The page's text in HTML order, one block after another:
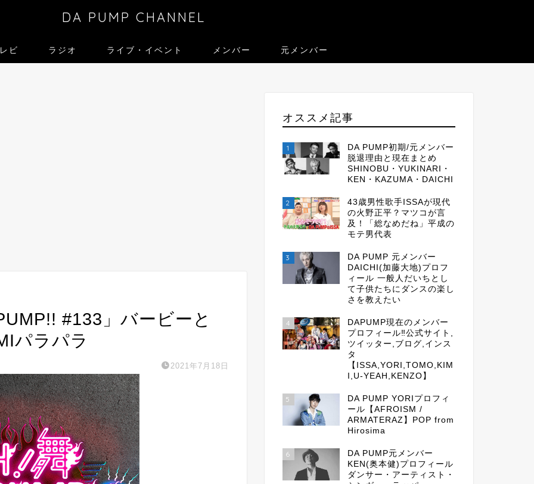
DA PUMP CHANNEL
ビ ラジオ ライブ・イベント メンバー 元メンバー
#133」バービーと
パラパラ
2021年7月18日
オススメ記事
1
DA PUMP初期/元メンバー
脱退理由と現在まとめ
SHINOBU・YUKINARI・
KEN・KAZUMA・DAICHI
2
43歳男性歌手ISSAが現代
の火野正平？マツコが言
及！「総なめだね」平成の
モテ男代表
3
DA PUMP 元メンバー
DAICHI(加藤大地)プロフ
ィール 一般人だいちとし
て子供たちにダンスの楽し
さを教えたい
4
DAPUMP現在のメンバー
プロフィール‼公式サイト,
ツイッター,ブログ,インス
タ
【ISSA,YORI,TOMO,KIM
I,U-YEAH,KENZO】
5
DA PUMP YORIプロフィ
ール【AFROISM /
ARMATERAZ】POP from
Hirosima
6
DA PUMP元メンバー
KEN(奥本健)プロフィール
ダンサー・アーティスト・